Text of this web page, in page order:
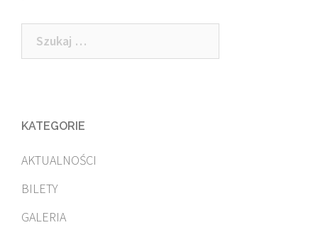
Szukaj:
KATEGORIE
AKTUALNOŚCI
BILETY
GALERIA